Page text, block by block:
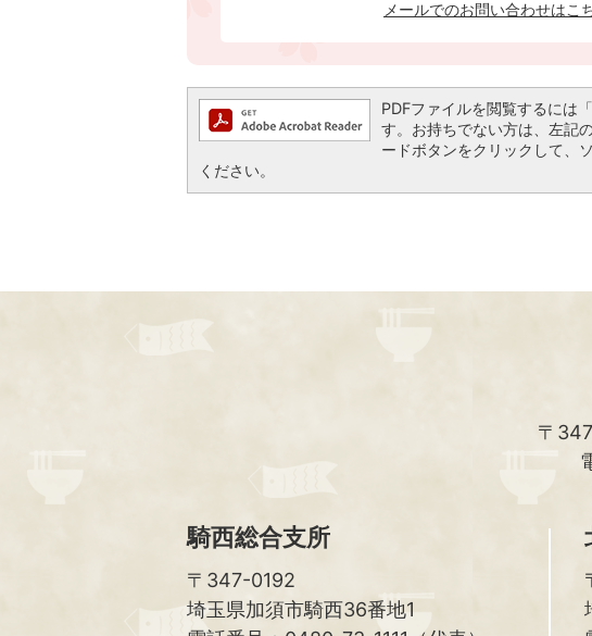
メールでのお問い合わせはこ
PDFファイルを閲覧するに
す。お持ちでない方は、左記
ードボタンをクリックして、
ください。
〒
騎西総合支所
〒347-0192
埼玉県加須市騎西36番地1